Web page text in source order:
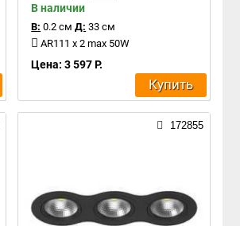
В наличии
В: 0.2 см Д: 33 см
AR111 x 2 max 50W
Цена: 3 597 Р.
Купить
172855